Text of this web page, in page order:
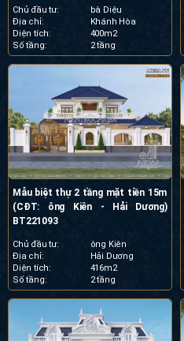
Chủ đầu tư:
bà Diệu
Địa chỉ:
Khánh Hòa
Diện tích:
400m2
Số tầng:
2 tầng
Mẫu biệt thự 2 tầng mặt tiền 15m
(CĐT: ông Kiên - Hải Dương)
BT221093
Chủ đầu tư:
ông Kiên
Địa chỉ:
Hải Dương
Diện tích:
416m2
Số tầng:
2 tầng